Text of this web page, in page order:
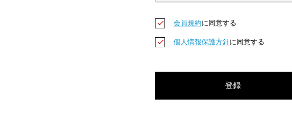
会員規約に同意する
個人情報保護方針に同意する
登録